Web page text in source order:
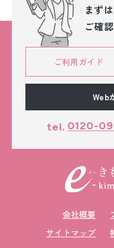
まず
ご確
ご利用ガイド
Web
tel. 0120-
会社概要
サイトマップ